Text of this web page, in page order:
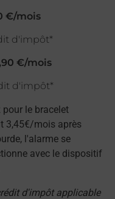
€/mois
d'impôt*
€/mois
d'impôt*
pour le bracelet
3,45€/mois après
l'alarme se
avec le dispositif
d'impôt applicable